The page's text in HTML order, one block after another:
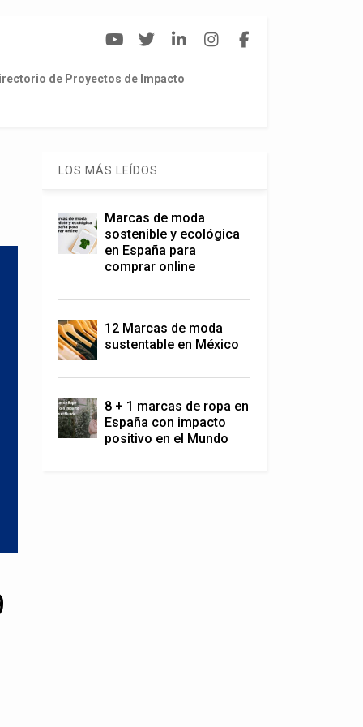
de Proyectos de Impacto
LOS MÁS LEÍDOS
Marcas de moda
sostenible y ecológica
en España para
comprar online
12 Marcas de moda
sustentable en México
8 + 1 marcas de ropa en
España con impacto
positivo en el Mundo